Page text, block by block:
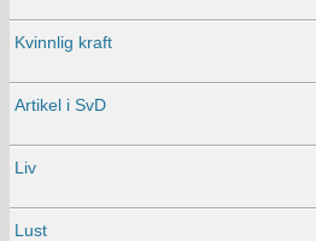
Kvinnlig kraft
Artikel i SvD
Liv
Lust